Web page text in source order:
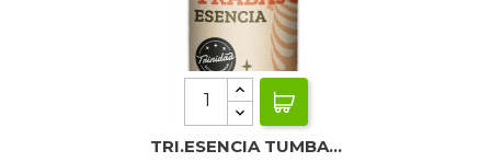
TRI.ESENCIA TUMBA...